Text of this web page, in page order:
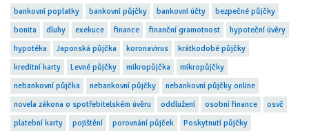
bankovní poplatky bankovní půjčky bankovní účty
bezpečné půjčky
bonita
dluhy exekuce finance finanční gramotnost
hypoteční úvěry
hypotéka
Japonská půjčka koronavirus
krátkodobé půjčky
kreditní karty
Levné půjčky mikropůjčka
mikropůjčky
nebankovní půjčka
nebankovní půjčky
nebankovní půjčky online
novela zákona o spotřebitelském úvěru
oddlužení osobní finance
osvč
platební karty
pojištění porovnání půjček
Poskytnutí půjčky